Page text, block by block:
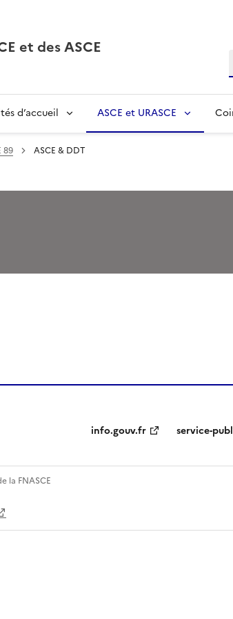
et des ASCE
d’accueil ASCE et URASCE
89 ASCE & DDT
info.gouv.fr service-
la FNASCE